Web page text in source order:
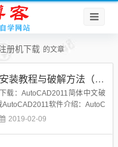
册机下载 的文章
AutoCAD2011安装教程与破解方法（附下载地址）
载：AutoCAD2011简体中文破
软件介绍：AutoC
计文档和基本三维设计，现已经
2019-02-09